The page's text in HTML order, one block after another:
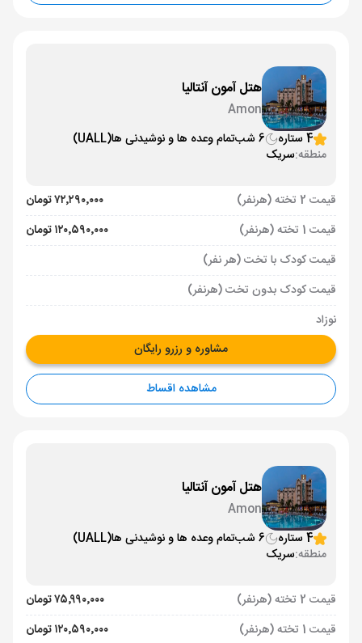
هتل آمون آنتالیا
Amon
4 ستاره
6 شب تمام وعده ها و نوشیدنی ها(UALL)
منطقه:سریک
قیمت 2 تخته (هرنفر)
۷۲٬۲۹۰٬۰۰۰ تومان
قیمت 1 تخته (هرنفر)
۱۲۰٬۵۹۰٬۰۰۰ تومان
قیمت کودک با تخت (هر نفر)
قیمت کودک بدون تخت (هرنفر)
نوزاد
مشاوره و رزرو رایگان
مشاهده اقساط
هتل آمون آنتالیا
Amon
4 ستاره
6 شب تمام وعده ها و نوشیدنی ها(UALL)
منطقه:سریک
قیمت 2 تخته (هرنفر)
۷۵٬۹۹۰٬۰۰۰ تومان
قیمت 1 تخته (هرنفر)
۱۲۰٬۵۹۰٬۰۰۰ تومان